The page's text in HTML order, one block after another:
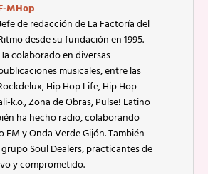
MHop
de redacción de La Factoría del
desde su fundación en 1995.
colaborado en diversas
musicales, entre las
Hip Hop Life, Hip Hop
k.o., Zona de Obras, Pulse! Latino
ha hecho radio, colaborando
FM y Onda Verde Gijón. También
Soul Dealers, practicantes de
y comprometido.